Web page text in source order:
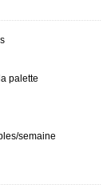
palette
semaine